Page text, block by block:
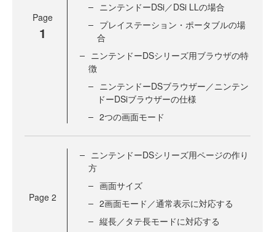
Page
1
ニンテンドーDSi／DSi LLの場合
プレイステーション・ポータブルの場
合
ニンテンドーDSシリーズ用ブラウザの特
徴
ニンテンドーDSブラウザー／ニンテン
ドーDSiブラウザーの仕様
2つの画面モード
Page 2
ニンテンドーDSシリーズ用ページの作り
方
画面サイズ
2画面モード／通常表示に対応する
縦長／タテ長モードに対応する